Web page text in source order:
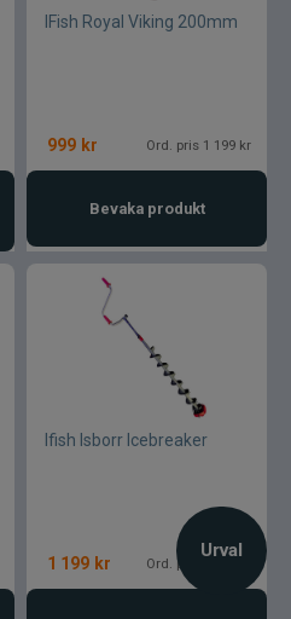
Urval
IFish Royal Viking 200mm
999 kr Ord. pris 1 199 kr
Bevaka produkt
Ifish Isborr Icebreaker
1 199 kr Ord. pris 1 799 kr